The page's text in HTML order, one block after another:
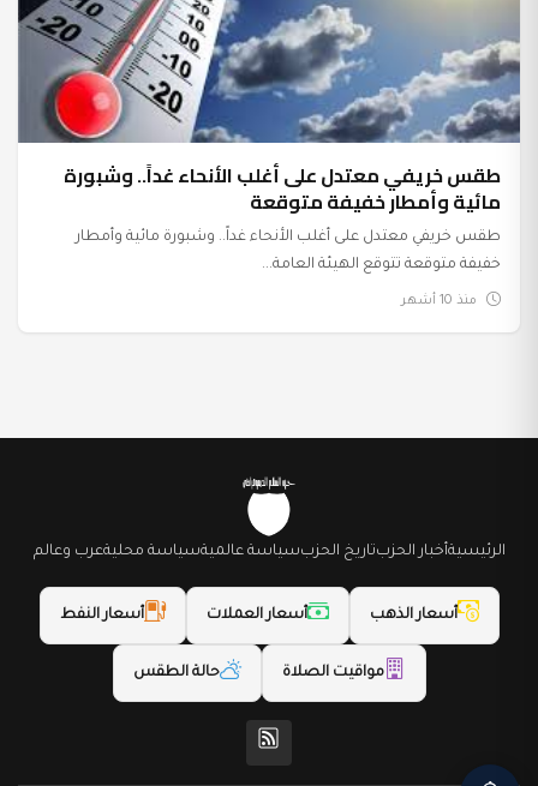
طقس خريفي معتدل على أغلب الأنحاء غداً.. وشبورة
مائية وأمطار خفيفة متوقعة
طقس خريفي معتدل على أغلب الأنحاء غداً.. وشبورة مائية وأمطار
خفيفة متوقعة تتوقع الهيئة العامة...
منذ 10 أشهر
الرئيسيةأخبار الحزبتاريخ الحزبسياسة عالميةسياسة محليةعرب وعالم
أسعار الذهب أسعار العملات أسعار النفط
مواقيت الصلاة حالة الطقس